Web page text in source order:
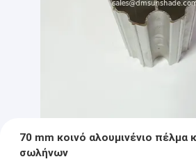
70 mm κοινό αλουμινένιο πέλμα
σωλήνων